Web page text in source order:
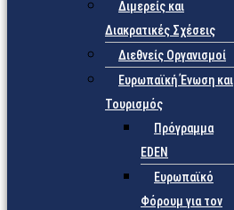
Διμερείς και
Διακρατικές Σχέσεις
Διεθνείς Οργανισμοί
Ευρωπαϊκή Ένωση και
Τουρισμός
Πρόγραμμα
EDEN
Ευρωπαϊκό
Φόρουμ για τον